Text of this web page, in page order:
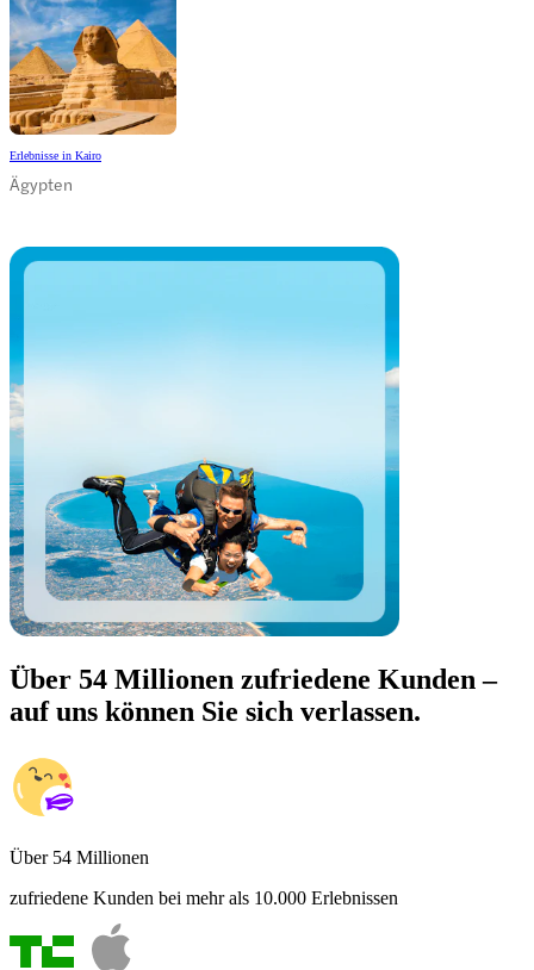
Erlebnisse in Kairo
Ägypten
Über 54 Millionen zufriedene Kunden –
auf uns können Sie sich verlassen.
Über 54 Millionen
zufriedene Kunden bei mehr als 10.000 Erlebnissen